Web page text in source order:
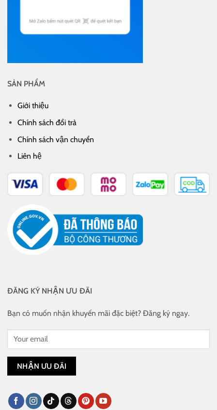
SẢN PHẨM
Giới thiệu
Chính sách đổi trả
Chính sách vận chuyển
Liên hệ
ĐĂNG KÝ NHẬN ƯU ĐÃI
Bạn có muốn nhận khuyến mãi đặc biệt? Đăng ký ngay.